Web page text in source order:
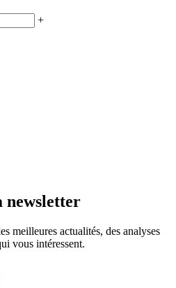
+
newsletter
meilleures actualités, des analyses
vous intéressent.